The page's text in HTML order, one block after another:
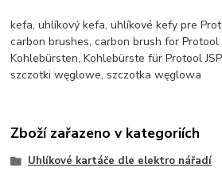
kefa, uhlíkový kefa, uhlíkové kefy pre
carbon brushes, carbon brush for Protool
Kohlebürsten, Kohlebürste für Protool
szczotki węglowe, szczotka węglowa
Zboží zařazeno v kategoriích
Uhlíkové kartáče dle elektro nářadí